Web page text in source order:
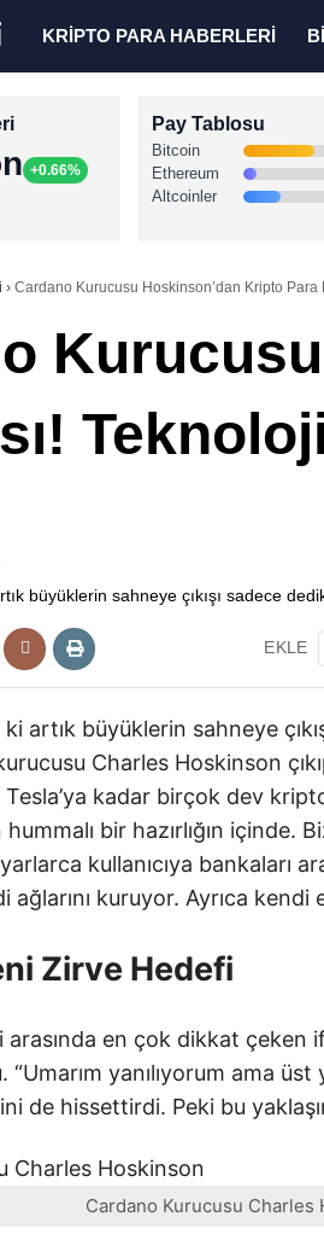
KRİPTO PARA HABERLERİ
+0.66%
Pay Tablosu
Bitcoin
Ethereum
Altcoinler
› Cardano Kurucusu Hoskinson’dan Kripto Para
EKLE
artık büyüklerin sahneye
Charles Hoskinson
Tesla’ya kadar birçok dev
bir hazırlığın içinde.
kullanıcıya bankaları
ağlarını kuruyor. Ayrıca
Zirve Hedefi
arasında en çok dikkat çeken
“Umarım yanılıyorum ama
de hissettirdi. Peki bu
Cardano Kurucusu Charles